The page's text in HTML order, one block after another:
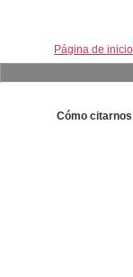
Página de inicio
Cómo